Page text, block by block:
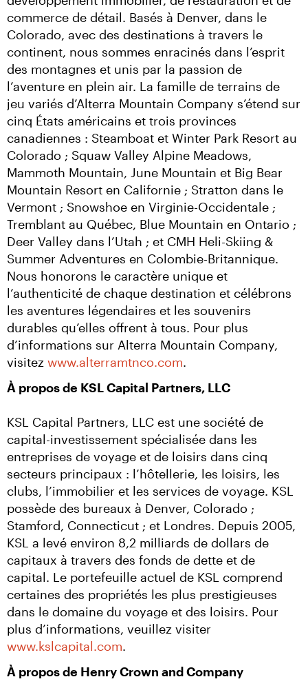
commerce de détail. Basés à Denver, dans le
Colorado, avec des destinations à travers le
continent, nous sommes enracinés dans l’esprit
des montagnes et unis par la passion de
l’aventure en plein air. La famille de terrains de
jeu variés d’Alterra Mountain Company s’étend sur
cinq États américains et trois provinces
canadiennes : Steamboat et Winter Park Resort au
Colorado ; Squaw Valley Alpine Meadows,
Mammoth Mountain, June Mountain et Big Bear
Mountain Resort en Californie ; Stratton dans le
Vermont ; Snowshoe en Virginie-Occidentale ;
Tremblant au Québec, Blue Mountain en Ontario ;
Deer Valley dans l’Utah ; et CMH Heli-Skiing &
Summer Adventures en Colombie-Britannique.
Nous honorons le caractère unique et
l’authenticité de chaque destination et célébrons
les aventures légendaires et les souvenirs
durables qu’elles offrent à tous. Pour plus
d’informations sur Alterra Mountain Company,
visitez www.alterramtnco.com.
À propos de KSL Capital Partners, LLC
KSL Capital Partners, LLC est une société de
capital-investissement spécialisée dans les
entreprises de voyage et de loisirs dans cinq
secteurs principaux : l’hôtellerie, les loisirs, les
clubs, l’immobilier et les services de voyage. KSL
possède des bureaux à Denver, Colorado ;
Stamford, Connecticut ; et Londres. Depuis 2005,
KSL a levé environ 8,2 milliards de dollars de
capitaux à travers des fonds de dette et de
capital. Le portefeuille actuel de KSL comprend
certaines des propriétés les plus prestigieuses
dans le domaine du voyage et des loisirs. Pour
www.kslcapital.com.
À propos de Henry Crown and Company